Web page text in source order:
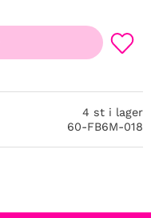
Lägg
4 st i lager
60-FB6M-018